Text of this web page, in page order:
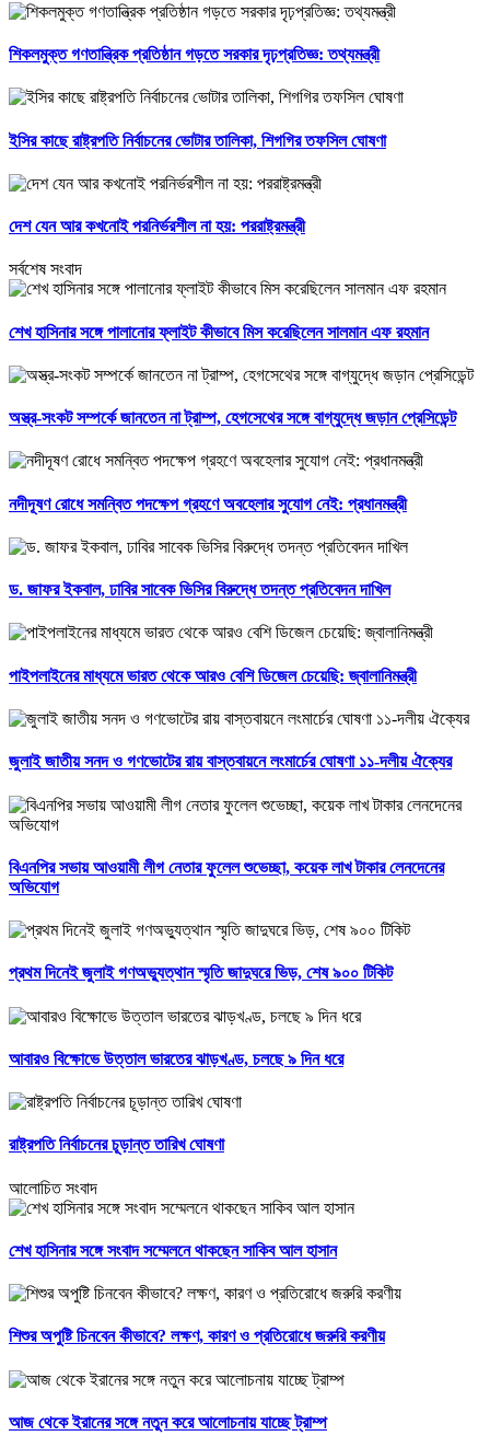
শিকলমুক্ত গণতান্ত্রিক প্রতিষ্ঠান গড়তে সরকার দৃঢ়প্রতিজ্ঞ: তথ্যমন্ত্রী
ইসির কাছে রাষ্ট্রপতি নির্বাচনের ভোটার তালিকা, শিগগির তফসিল ঘোষণা
দেশ যেন আর কখনোই পরনির্ভরশীল না হয়: পররাষ্ট্রমন্ত্রী
সর্বশেষ সংবাদ
শেখ হাসিনার সঙ্গে পালানোর ফ্লাইট কীভাবে মিস করেছিলেন সালমান এফ রহমান
অস্ত্র-সংকট সম্পর্কে জানতেন না ট্রাম্প, হেগসেথের সঙ্গে বাগ্‌যুদ্ধে জড়ান প্রেসিডেন্ট
নদীদূষণ রোধে সমন্বিত পদক্ষেপ গ্রহণে অবহেলার সুযোগ নেই: প্রধানমন্ত্রী
ড. জাফর ইকবাল, ঢাবির সাবেক ভিসির বিরুদ্ধে তদন্ত প্রতিবেদন দাখিল
পাইপলাইনের মাধ্যমে ভারত থেকে আরও বেশি ডিজেল চেয়েছি: জ্বালানিমন্ত্রী
জুলাই জাতীয় সনদ ও গণভোটের রায় বাস্তবায়নে লংমার্চের ঘোষণা ১১-দলীয় ঐক্যের
বিএনপির সভায় আওয়ামী লীগ নেতার ফুলেল শুভেচ্ছা, কয়েক লাখ টাকার লেনদেনের
অভিযোগ
প্রথম দিনেই জুলাই গণঅভ্যুত্থান স্মৃতি জাদুঘরে ভিড়, শেষ ৯০০ টিকিট
আবারও বিক্ষোভে উত্তাল ভারতের ঝাড়খণ্ড, চলছে ৯ দিন ধরে
রাষ্ট্রপতি নির্বাচনের চূড়ান্ত তারিখ ঘোষণা
আলোচিত সংবাদ
শেখ হাসিনার সঙ্গে সংবাদ সম্মেলনে থাকছেন সাকিব আল হাসান
শিশুর অপুষ্টি চিনবেন কীভাবে? লক্ষণ, কারণ ও প্রতিরোধে জরুরি করণীয়
আজ থেকে ইরানের সঙ্গে নতুন করে আলোচনায় যাচ্ছে ট্রাম্প